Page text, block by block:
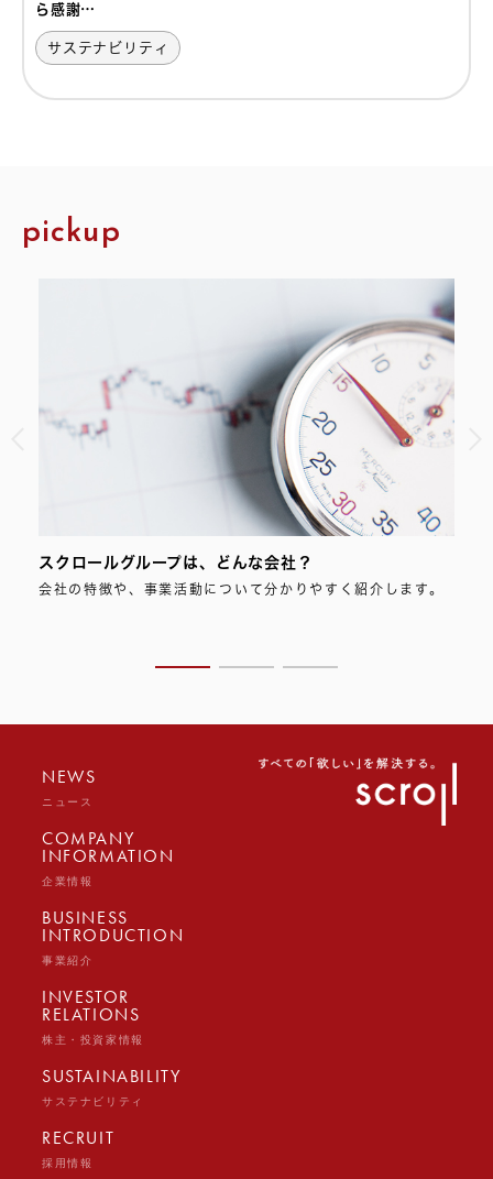
ら感謝…
サステナビリティ
pickup
スクロールグループは、どんな会社？
会社の特徴や、事業活動について分かりやすく紹介します。
NEWS
ニュース
COMPANY
INFORMATION
企業情報
BUSINESS
INTRODUCTION
事業紹介
INVESTOR
RELATIONS
株主・投資家情報
SUSTAINABILITY
サステナビリティ
RECRUIT
採用情報